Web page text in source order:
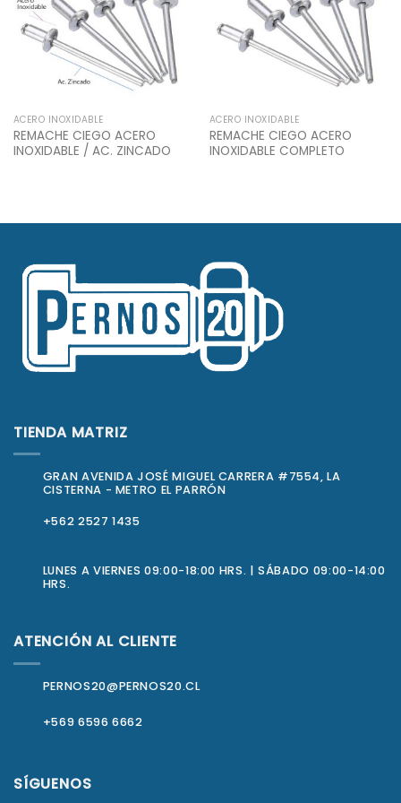
ACERO INOXIDABLE
REMACHE CIEGO ACERO
INOXIDABLE / AC. ZINCADO
ACERO INOXIDABLE
REMACHE CIEGO ACERO
INOXIDABLE COMPLETO
TIENDA MATRIZ
GRAN AVENIDA JOSÉ MIGUEL CARRERA #7554, LA
CISTERNA - METRO EL PARRÓN
+562 2527 1435
LUNES A VIERNES 09:00-18:00 HRS. | SÁBADO 09:00-14:00
HRS.
ATENCIÓN AL CLIENTE
PERNOS20@PERNOS20.CL
+569 6596 6662
SÍGUENOS